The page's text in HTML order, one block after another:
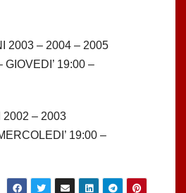
2003 – 2004 – 2005
GIOVEDI’ 19:00 –
2002 – 2003
19:00 –